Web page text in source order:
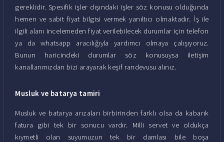
gereklidir. Spesifik işler dışındaki işler söz konusu olduğunda
hemen ve sabit fiyat bilgisi vermek yanıltıcı olmaktadır. İş ile
ilgili alanı incelemeden fiyat verilebilecek durumlar için telefon
ya da whatsapp aracılığıyla yardımcı olmaya çalışıyoruz.
Bunun haricindeki durumlar söz konusuysa iletişim
kanallarımızdan bizi arayarak keşif randevusu alınız.
Musluk ve batarya tamiri
Musluk ve batarya arızaları birbirinden farklı olsa da kabarık
fatura gibi tek bir sonucu vardır. Milli servet ve oldukça
kıymetli olan suyumuzun tek bir damlası bile boşa